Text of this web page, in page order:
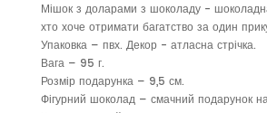
Мішок з доларами з шоколаду -
хто хоче отримати багатство за один
Упаковка – пвх. Декор - атласна стрічка.
Вага – 95 г.
Розмір подарунка – 9,5 см.
Фігурний шоколад – смачний подарунок